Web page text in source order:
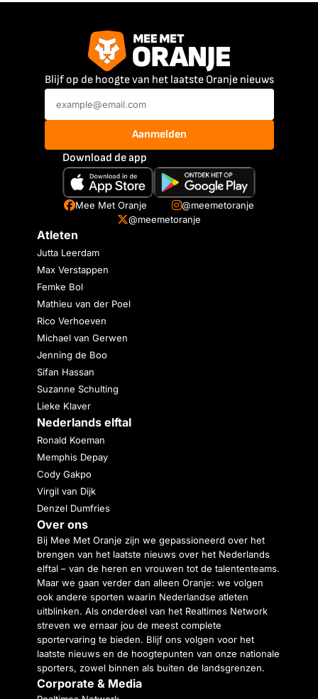
Blijf op de hoogte van het laatste Oranje nieuws
Aanmelden
Download de app
Mee Met Oranje
@meemetoranje
@meemetoranje
Atleten
Jutta Leerdam
Max Verstappen
Femke Bol
Mathieu van der Poel
Rico Verhoeven
Michael van Gerwen
Jenning de Boo
Sifan Hassan
Suzanne Schulting
Lieke Klaver
Nederlands elftal
Ronald Koeman
Memphis Depay
Cody Gakpo
Virgil van Dijk
Denzel Dumfries
Over ons
Bij Mee Met Oranje zijn we gepassioneerd over het
brengen van het laatste nieuws over het Nederlands
elftal – van de heren en vrouwen tot de talententeams.
Maar we gaan verder dan alleen Oranje: we volgen
ook andere sporten waarin Nederlandse atleten
uitblinken. Als onderdeel van het Realtimes Network
streven we ernaar jou de meest complete
sportervaring te bieden. Blijf ons volgen voor het
laatste nieuws en de hoogtepunten van onze nationale
sporters, zowel binnen als buiten de landsgrenzen.
Corporate & Media